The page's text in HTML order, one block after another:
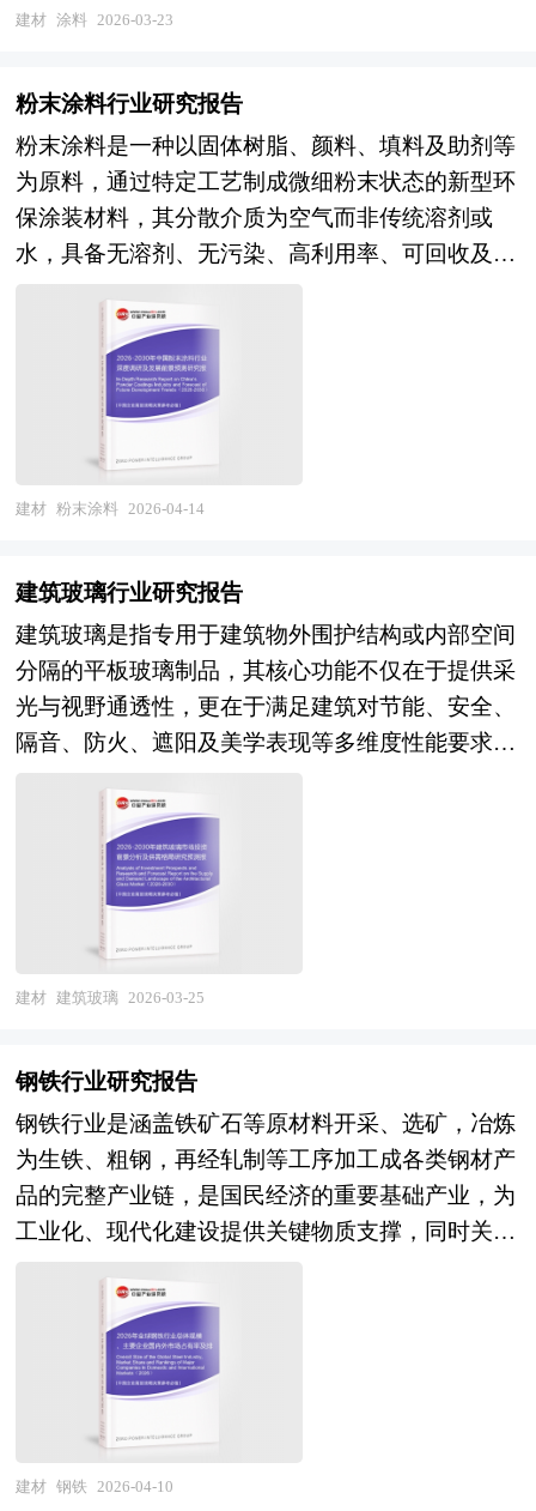
础民生、推动区域经济协同发展的战略使命，更
新与资本融合的试验田。当前，市场呈现三大核心
趋势：其一，技术融合化加速，AI、区块链、物联
网等前沿技术深度渗透研发、生产、营销全链条，
推动产品功能升级与商业模式创新；其二，需求结
构化分化，健康化、个性化、便捷化消费需求爆
装等细分赛道；其三，竞争生态化重构，头部企业
通过全产业链布局巩固优势，区域品牌依托差异化
定位深耕细分市场，跨界竞争者凭借数据与生态优
势重塑行业规则。 本报告由中研普华咨询公司领
衔撰写，在大量周密的市场调研基础上，主要依据
了国家统计局、国家经济信息中心、中国证券监督
研究单位等公布和提供的大量资料。首先介绍企业
IPO的定义、流程等，然后分析企业IPO上市的数
量、融资等现状以及企业IPO上市被否的原因，接
着分析企业并购整合市场运行情况。重点监测企业
IPO上市和并购的实时数据和事件，同时对于相关
场的形势和前景分析为企业提供IPO上市的全盘指
导，同时中研普华对企业IPO上市进行全面的参考
分析。本报告是企业选择IPO上市时机、IPO上市
运作流程、IPO上市风险预警以及成功上市整体规
划的战略参考报告。本报告为中研普华公司独家首
创针对企业上市融资提供前期指导服务的专项研究
不同类型及不同行业的企业提出的具体要求，修订
报告目录，并在此目录的基础上重新完善行业数据
及分析内容，为企业顺利上市融资提供全程指引服
务。目前，中研普华公司已经成功协助国内数十家
企业成功上市，其招股说明书均引用中研普华公司
提供的权威市场数据，充分帮助企业明确市场定
位、树立行业地位，为其上市融资起到了积极作
粘度与流平性，在水性体系中则以水为分散介质，
在改善生产工艺、储存稳定性、施工性能及涂膜最
干剂等。 根据不同的分类标准，涂料可按形态分
为液体与固体涂料，按施工方法分为刷涂、喷涂、
辊涂等，按功能分为防腐、防火、防水、防污、导
电、隔热等功能型涂料，按用途则广泛应用于建
筑、汽车、家具、船舶、电子等多个行业。在建筑
领域，涂料不仅提升空间美感，还具备抗污染、自
清洁、温控调节等智能化特性；在工业防护中，优
质涂层能显著延长金属结构、桥梁、管道等设施的
使用寿命，有效抵御腐蚀、紫外线、潮湿与化学侵
蚀。 涂料行业研究报告旨在从国家经济和产业发
展的战略入手，分析涂料未来的政策走向和监管体
点细分市场领域的深度研究，提供对产业规模、产
业结构、区域结构、市场竞争、产业盈利水平等多
个角度市场变化的生动描绘，清晰发展方向。预测
未来涂料业务的市场前景，以帮助客户拨开政策迷
雾，寻找涂料行业的投资商机。报告在大量的分
投资策略，为涂料企业在激烈的市场竞争中洞察先
机，根据市场需求及时调整经营策略，为战略投资
者选择恰当的投资时机和公司领导层做战略规划提
供了准确的市场情报信息及科学的决策依据。 本
研究咨询报告由中研普华咨询公司领衔撰写，在大
量周密的市场调研基础上，主要依据了国家统计
业信息中心、中国经济景气监测中心、中国行业研
究网、全国及海外多种相关报刊杂志的基础信息以
及专业研究单位等公布和提供的大量资料，结合中
研普华公司对涂料相关企业和科研单位等的实地调
查，对国内外涂料行业的供给与需求状况、相关行
业的发展状况、市场消费变化等进行了分析。重点
研究了主要涂料品牌的发展状况，以及未来中国涂
料行业将面临的机遇以及企业的应对策略。报告还
分析了涂料市场的竞争格局，行业的发展动向，并
对行业相关政策进行了介绍和政策趋向研判，是涂
料生产企业、科研单位、零售企业等单位准确了解
目前涂料行业发展动态，把握企业定位和发展方向
建材 涂料 2026-03-23
粉末涂料行业研究报告
粉末涂料是一种以固体树脂、颜料、填料及助剂等
为原料，通过特定工艺制成微细粉末状态的新型环
保涂装材料，其分散介质为空气而非传统溶剂或
水，具备无溶剂、无污染、高利用率、可回收及优
末涂料可分为热固性粉末涂料与热塑性粉末涂料两
大类，其中热固性产品以聚酯、环氧、丙烯酸等为
主要成膜物质，通过加热交联固化形成致密涂层；
热塑性产品则在加热后熔融流平，冷却后形成涂
膜。作为涂料工业绿色转型的核心方向，粉末涂料
广泛应用于家电、建材、汽车、工程机械、3C电子
推动制造业低碳发展的重要材料支撑。 当前，中
型的关键阶段。一方面，中国已成为全球最大的粉
末涂料生产国与消费市场，年产量突破百万吨级，
在建筑铝型材、家电外壳、汽车部件等传统应用领
域占据主导地位；环保政策的持续加码推动"漆改
粉"趋势加速，粉末涂料凭借零VOC排放优势，在
工业涂装领域的渗透率稳步提升。另一方面，行业
面临高端产品同质化竞争、关键原材料如高端树脂
与助剂仍依赖进口、下游需求结构性分化等挑战，
特别是在新能源汽车电池系统、航空零部件等高端
应用场景，特种功能性粉末涂料的技术壁垒与认证
门槛较高。产业链层面，上游原材料供应、中游生
行业集中度提升与差异化竞争并行的格局逐步形
成。未来，粉末涂料行业将呈现三大演进趋势。技
术维度上，低温固化技术、高装饰性涂料及功能性
粉末涂料（如耐高温、绝缘、导热、抗菌等）的研
发应用将加速突破，满足新能源汽车、电子电气、
维度上，自动化与智能化制造成为主流方向，通过
引入智能喷涂系统、数字化配色技术及生产流程实
时监控，实现降本增效与质量稳定性提升；绿色维
度上，生物基原料替代、循环经济模式及全生命周
期碳足迹管理深度推进，粉末涂料的环保优势将从
产品本身向产业链全环节延伸。政策层面，"十五
建材 粉末涂料 2026-04-14
建筑玻璃行业研究报告
建筑玻璃是指专用于建筑物外围护结构或内部空间
分隔的平板玻璃制品，其核心功能不仅在于提供采
光与视野通透性，更在于满足建筑对节能、安全、
隔音、防火、遮阳及美学表现等多维度性能要求。
理，以提升其物理、化学和光学特性。 根据功能
与工艺不同，主要类型包括钢化玻璃（通过热处理
增强表面压应力，提高抗冲击与抗弯强度，破碎后
呈钝角小颗粒以保障安全）、夹层玻璃（由两片或
多片玻璃中间夹入PVB、EVA或SGP等弹性胶片，
具备防飞溅、防爆、防盗及隔音性能）、中空玻璃
间隔层，显著降低传热系数，提升保温隔热效
择性反射红外线以实现冬暖夏凉）以及真空玻璃、
彩釉玻璃、防火玻璃等功能复合型产品。 现代建
筑玻璃强调系统集成，常以“玻璃+窗框+密封”构成
整体门窗系统，其性能评价涵盖可见光透射比、太
阳得热系数、传热系数（U值）、遮阳系数、计权
隔声量、耐火极限等关键指标。随着绿色建筑与近
零能耗建筑标准推广，高性能建筑玻璃已成为降低
建筑运行能耗、减少碳排放的重要技术路径。同
时，其生产需符合国家强制性安全规范（如幕墙必
须使用安全玻璃），并在全生命周期中兼顾资源效
率与可回收性。作为现代建筑不可或缺的围护材
建材 建筑玻璃 2026-03-25
钢铁行业研究报告
钢铁行业是涵盖铁矿石等原材料开采、选矿，冶炼
为生铁、粗钢，再经轧制等工序加工成各类钢材产
品的完整产业链，是国民经济的重要基础产业，为
工业化、现代化建设提供关键物质支撑，同时关联
新意义重大。 钢铁工业是任何社会发展的基础行
业之一。实际上，它是许多其他工业的基础，没有
钢铁工业，这些工业是不可能建立的。本世纪初的
欧洲工业革命实际上就是建立在这一工业基础上
的。获得成品钢材有三种基本途径：（1）综合炼
钢生产，（2）二次加工，（3）直接还原。综合炼
建材 钢铁 2026-04-10